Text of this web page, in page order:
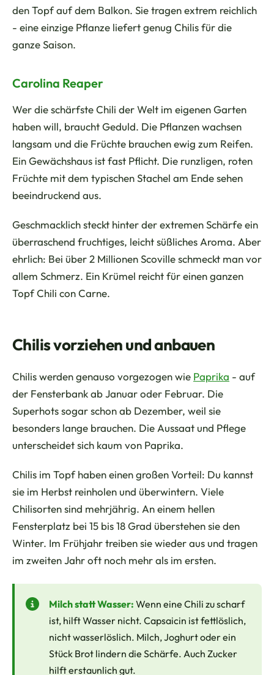
den Topf auf dem Balkon. Sie tragen extrem reichlich
- eine einzige Pflanze liefert genug Chilis für die
ganze Saison.
Carolina Reaper
Wer die schärfste Chili der Welt im eigenen Garten
haben will, braucht Geduld. Die Pflanzen wachsen
langsam und die Früchte brauchen ewig zum Reifen.
Ein Gewächshaus ist fast Pflicht. Die runzligen, roten
Früchte mit dem typischen Stachel am Ende sehen
beeindruckend aus.
Geschmacklich steckt hinter der extremen Schärfe ein
überraschend fruchtiges, leicht süßliches Aroma. Aber
ehrlich: Bei über 2 Millionen Scoville schmeckt man vor
allem Schmerz. Ein Krümel reicht für einen ganzen
Topf Chili con Carne.
Chilis vorziehen und anbauen
Chilis werden genauso vorgezogen wie Paprika - auf
der Fensterbank ab Januar oder Februar. Die
Superhots sogar schon ab Dezember, weil sie
besonders lange brauchen. Die Aussaat und Pflege
unterscheidet sich kaum von Paprika.
Chilis im Topf haben einen großen Vorteil: Du kannst
sie im Herbst reinholen und überwintern. Viele
Chilisorten sind mehrjährig. An einem hellen
Fensterplatz bei 15 bis 18 Grad überstehen sie den
Winter. Im Frühjahr treiben sie wieder aus und tragen
im zweiten Jahr oft noch mehr als im ersten.
Milch statt Wasser: Wenn eine Chili zu scharf
ist, hilft Wasser nicht. Capsaicin ist fettlöslich,
nicht wasserlöslich. Milch, Joghurt oder ein
Stück Brot lindern die Schärfe. Auch Zucker
hilft erstaunlich gut.